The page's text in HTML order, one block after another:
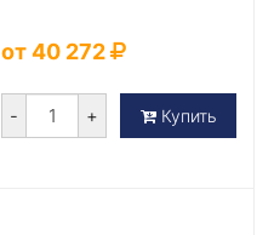
от 40 272
- + Купить